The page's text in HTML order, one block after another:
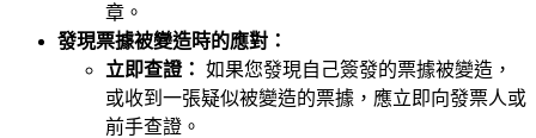
章。
發現票據被變造時的應對：
立即查證： 如果您發現自己簽發的票據被變造，
或收到一張疑似被變造的票據，應立即向發票人或
前手查證。